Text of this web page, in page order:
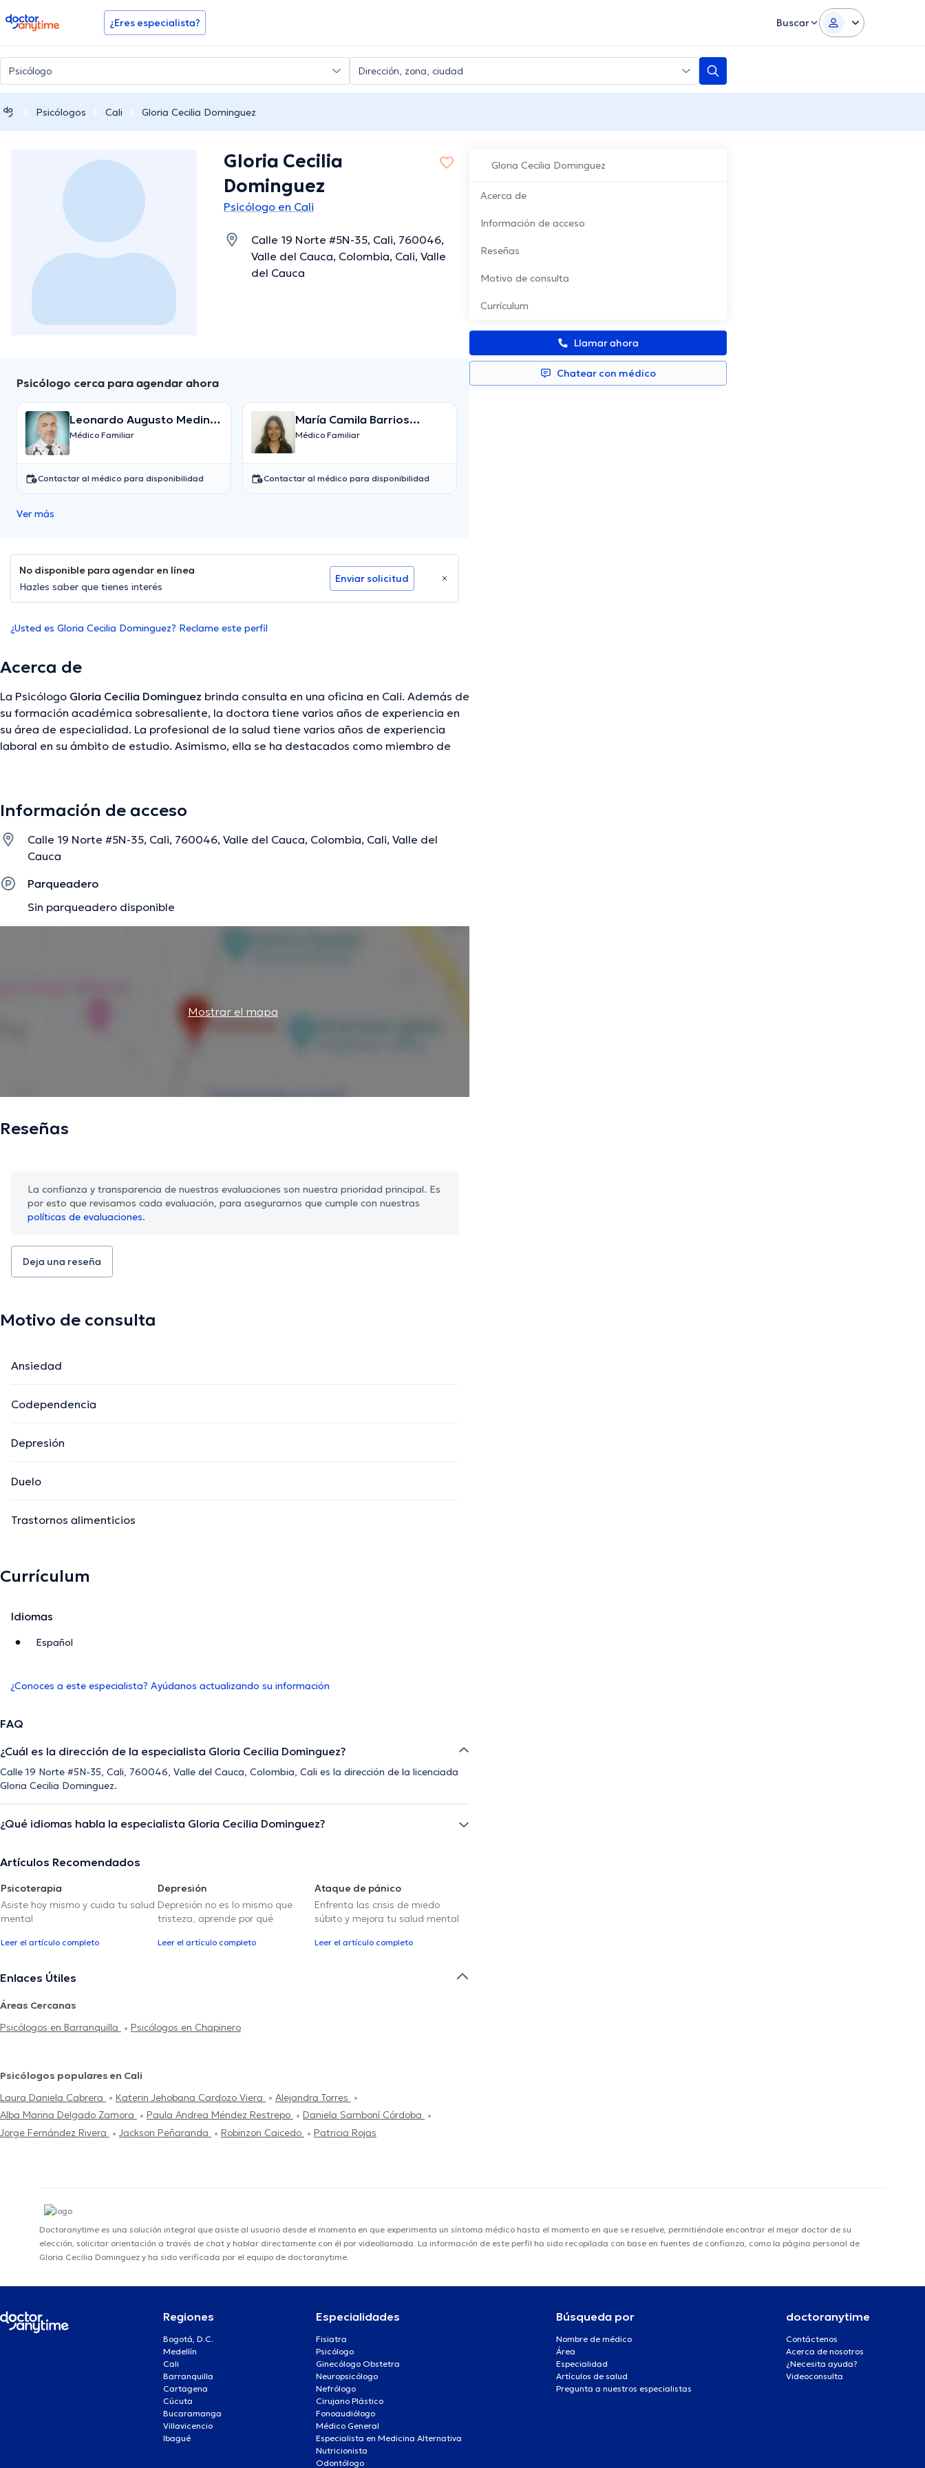
doctoranytime ¿Eres especialista? Buscar
Psicólogos Cali Gloria Cecilia Dominguez
Gloria Cecilia Dominguez
Acerca de
Información de acceso
Reseñas
Motivo de consulta
Currículum
Llamar ahora
Chatear con médico
Gloria Cecilia
Dominguez
Psicólogo en Cali
Calle 19 Norte #5N-35, Cali, 760046,
Valle del Cauca, Colombia, Cali, Valle
del Cauca
Psicólogo cerca para agendar ahora
Leonardo Augusto Medina
Ospina
Médico Familiar
Contactar al médico para disponibilidad
María Camila Barrios
Martínez
Médico Familiar
Contactar al médico para disponibilidad
Ver más
No disponible para agendar en línea
Hazles saber que tienes interés
Enviar solicitud
¿Usted es Gloria Cecilia Dominguez? Reclame este perfil
Acerca de
La Psicólogo Gloria Cecilia Dominguez brinda consulta en una oficina en Cali. Además de
su formación académica sobresaliente, la doctora tiene varios años de experiencia en
su área de especialidad. La profesional de la salud tiene varios años de experiencia
laboral en su ámbito de estudio. Asimismo, ella se ha destacados como miembro de
habla la doctora.
La descripción fue editada por el equipo de doctoranytime, con base en información verificada.
Información de acceso
Calle 19 Norte #5N-35, Cali, 760046, Valle del Cauca, Colombia, Cali, Valle del
Cauca
Parqueadero
Sin parqueadero disponible
Mostrar el mapa
Reseñas
La confianza y transparencia de nuestras evaluaciones son nuestra prioridad principal. Es
por esto que revisamos cada evaluación, para asegurarnos que cumple con nuestras
políticas de evaluaciones.
Deja una reseña
Motivo de consulta
Ansiedad
Codependencia
Depresión
Duelo
Trastornos alimenticios
Currículum
Idiomas
Español
¿Conoces a este especialista? Ayúdanos actualizando su información
FAQ
¿Cuál es la dirección de la especialista Gloria Cecilia Dominguez?
Calle 19 Norte #5N-35, Cali, 760046, Valle del Cauca, Colombia, Cali es la dirección de la licenciada
Gloria Cecilia Dominguez.
¿Qué idiomas habla la especialista Gloria Cecilia Dominguez?
Artículos Recomendados
Psicoterapia
Asiste hoy mismo y cuida tu salud
mental
Leer el artículo completo
Depresión
Depresión no es lo mismo que
tristeza, aprende por qué
Leer el artículo completo
Ataque de pánico
Enfrenta las crisis de miedo
súbito y mejora tu salud mental
Leer el artículo completo
Enlaces Útiles
Áreas Cercanas
Psicólogos en Barranquilla
Psicólogos en Chapinero
Psicólogos populares en Cali
Laura Daniela Cabrera
Katerin Jehobana Cardozo Viera
Alejandra Torres
Alba Marina Delgado Zamora
Paula Andrea Méndez Restrepo
Daniela Samboní Córdoba
Jorge Fernández Rivera
Jackson Peñaranda Robinzon Caicedo Patricia Rojas
Doctoranytime es una solución integral que asiste al usuario desde el momento en que experimenta un síntoma médico hasta el momento en que se resuelve, permitiéndole encontrar el mejor doctor de su
elección, solicitar orientación a través de chat y hablar directamente con él por videollamada. La información de este perfil ha sido recopilada con base en fuentes de confianza, como la página personal de
Gloria Cecilia Dominguez y ha sido verificada por el equipo de doctoranytime.
Regiones
Bogotá, D.C.
Medellín
Cali
Barranquilla
Cartagena
Cúcuta
Bucaramanga
Villavicencio
Ibagué
Especialidades
Fisiatra
Psicólogo
Ginecólogo Obstetra
Neuropsicólogo
Nefrólogo
Cirujano Plástico
Fonoaudiólogo
Médico General
Especialista en Medicina Alternativa
Nutricionista
Odontólogo
Búsqueda por
Nombre de médico
Área
Especialidad
Artículos de salud
Pregunta a nuestros especialistas
doctoranytime
Contáctenos
Acerca de nosotros
¿Necesita ayuda?
Videoconsulta